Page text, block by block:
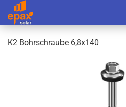
K2 Bohr­schrau­be 6,8x140